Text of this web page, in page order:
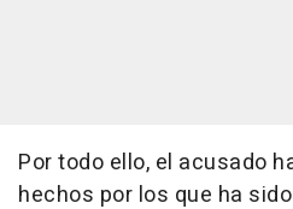
Por todo ello, el acusado
hechos por los que ha